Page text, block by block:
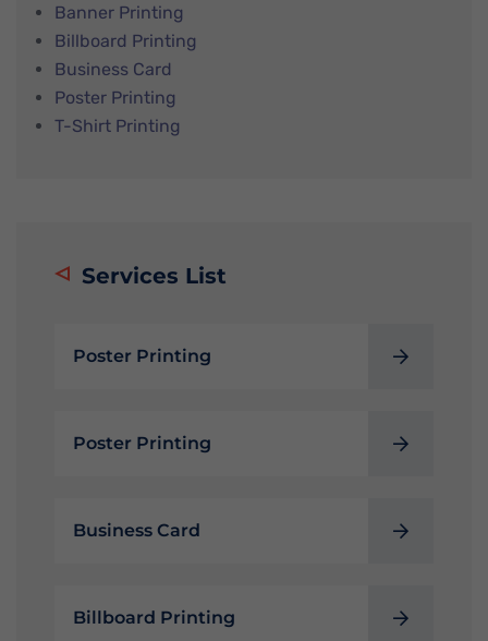
Banner Printing
Billboard Printing
Business Card
Poster Printing
T-Shirt Printing
Services List
Poster Printing
Poster Printing
Business Card
Billboard Printing